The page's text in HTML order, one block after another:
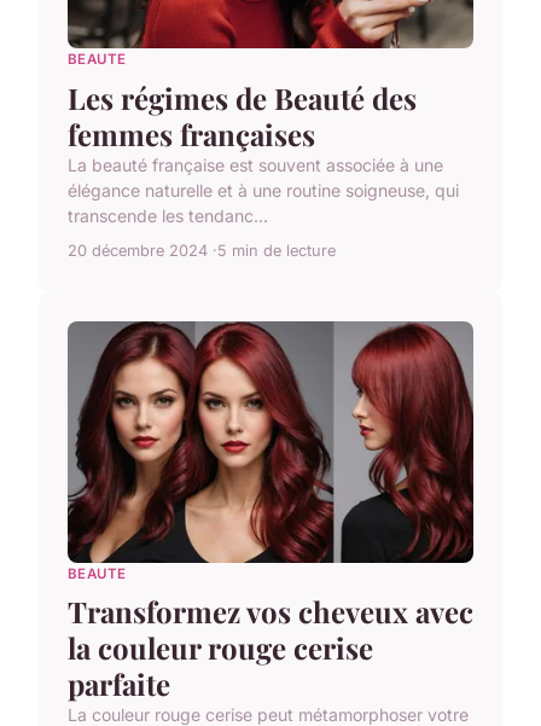
BEAUTE
Les régimes de Beauté des
femmes françaises
La beauté française est souvent associée à une
élégance naturelle et à une routine soigneuse, qui
transcende les tendanc...
20 décembre 2024 5 min de lecture
BEAUTE
Transformez vos cheveux avec
la couleur rouge cerise
parfaite
La couleur rouge cerise peut métamorphoser votre